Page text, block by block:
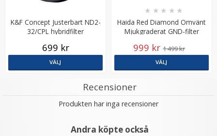
K&F Concept Justerbart ND2-
32/CPL hybridfilter
699 kr
VÄLJ
Haida Red Diamond Omvänt
Mjukgraderat GND-filter
★ ★ ★ ★ ★
999 kr 1 499 kr
VÄLJ
Recensioner
Produkten har inga recensioner
Andra köpte också